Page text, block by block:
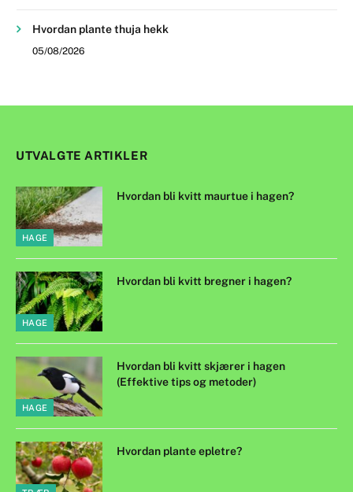
Hvordan plante thuja hekk
05/08/2026
UTVALGTE ARTIKLER
HAGE
Hvordan bli kvitt maurtue i hagen?
HAGE
Hvordan bli kvitt bregner i hagen?
HAGE
Hvordan bli kvitt skjærer i hagen
(Effektive tips og metoder)
Hvordan plante epletre?